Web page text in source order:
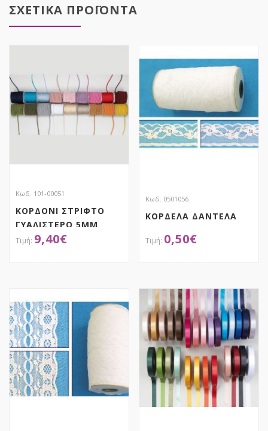
ΣΧΕΤΙΚΑ ΠΡΟΪΟΝΤΑ
Κωδ. 101-00051
ΚΟΡΔΟΝΙ ΣΤΡΙΦΤΟ
ΓΥΑΛΙΣΤΕΡΟ 5MM
9,40€
Κωδ. 0501056
ΚΟΡΔΕΛΑ ΔΑΝΤΕΛΑ
0,50€